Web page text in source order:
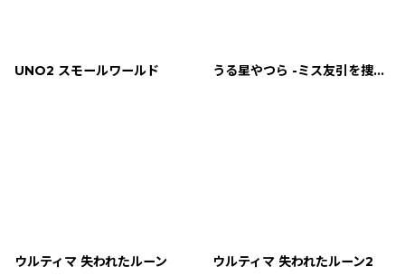
UNO2 スモールワールド うる星やつら -ミス友引を捜せ!-
ウルティマ 失われたルーン ウルティマ 失われたルーン2